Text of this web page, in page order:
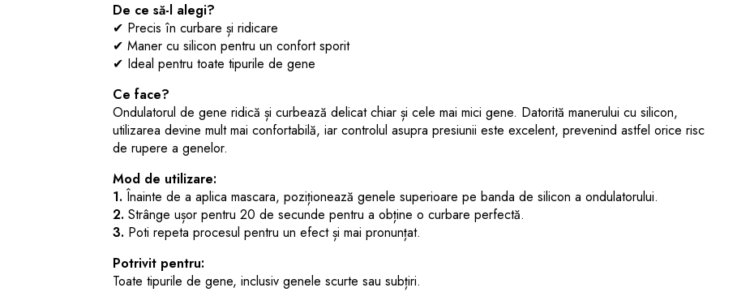
De ce să-l alegi?
✔ Precis în curbare și ridicare
✔ Maner cu silicon pentru un confort sporit
✔ Ideal pentru toate tipurile de gene
Ce face?
Ondulatorul de gene ridică și curbează delicat chiar și cele mai mici gene. Datorită manerului cu silicon,
utilizarea devine mult mai confortabilă, iar controlul asupra presiunii este excelent, prevenind astfel orice risc
de rupere a genelor.
Mod de utilizare:
1. Înainte de a aplica mascara, poziționează genele superioare pe banda de silicon a ondulatorului.
2. Strânge ușor pentru 20 de secunde pentru a obține o curbare perfectă.
3. Poti repeta procesul pentru un efect și mai pronunțat.
Potrivit pentru:
Toate tipurile de gene, inclusiv genele scurte sau subțiri.